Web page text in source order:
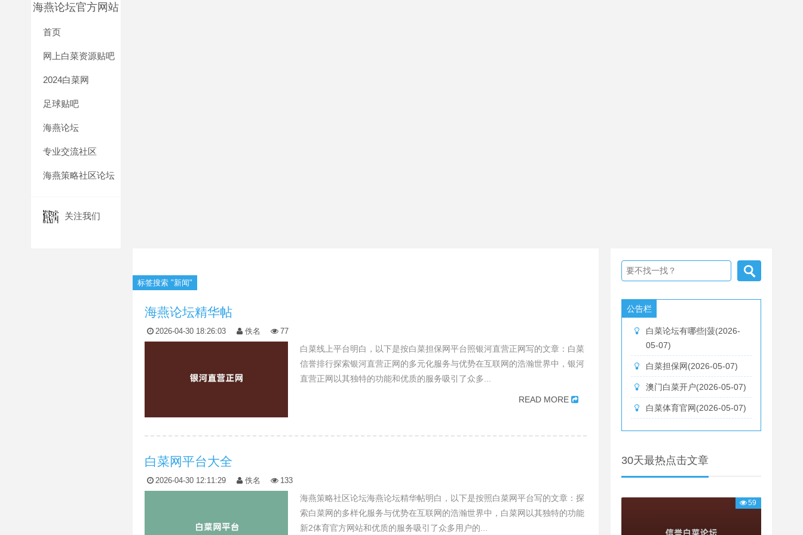
海燕论坛官方网站
首页
网上白菜资源贴吧
2024白菜网
足球贴吧
海燕论坛
专业交流社区
海燕策略社区论坛
关注我们
标签搜索 "新闻"
海燕论坛精华帖
2026-04-30 18:26:03 佚名 77
白菜线上平台明白，以下是按白菜担保网平台照银河直营正网写的文章：白菜
信誉排行探索银河直营正网的多元化服务与优势在互联网的浩瀚世界中，银河
直营正网以其独特的功能和优质的服务吸引了众多...
READ MORE
白菜网平台大全
2026-04-30 12:11:29 佚名 133
海燕策略社区论坛海燕论坛精华帖明白，以下是按照白菜网平台写的文章：探
索白菜网的多样化服务与优势在互联网的浩瀚世界中，白菜网以其独特的功能
新2体育官方网站和优质的服务吸引了众多用户的...
公告栏
白菜论坛有哪些|菠(2026-
05-07)
白菜担保网(2026-05-07)
澳门白菜开户(2026-05-07)
白菜体育官网(2026-05-07)
30天最热点击文章
59